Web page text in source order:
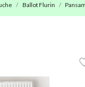
Ballot Flurin